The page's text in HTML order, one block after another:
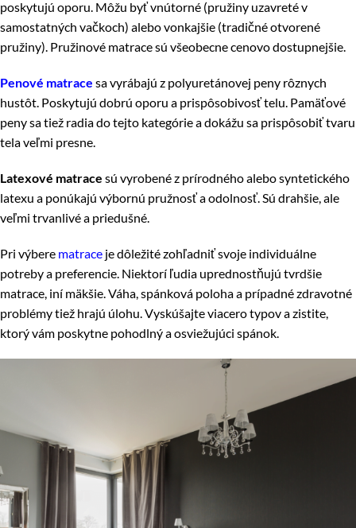
poskytujú oporu. Môžu byť vnútorné (pružiny uzavreté v
samostatných vačkoch) alebo vonkajšie (tradičné otvorené
pružiny). Pružinové matrace sú všeobecne cenovo dostupnejšie.
Penové matrace sa vyrábajú z polyuretánovej peny rôznych
hustôt. Poskytujú dobrú oporu a prispôsobivosť telu. Pamäťové
peny sa tiež radia do tejto kategórie a dokážu sa prispôsobiť tvaru
tela veľmi presne.
Latexové matrace sú vyrobené z prírodného alebo syntetického
latexu a ponúkajú výbornú pružnosť a odolnosť. Sú drahšie, ale
veľmi trvanlivé a priedušné.
Pri výbere matrace je dôležité zohľadniť svoje individuálne
potreby a preferencie. Niektorí ľudia uprednostňujú tvrdšie
matrace, iní mäkšie. Váha, spánková poloha a prípadné zdravotné
problémy tiež hrajú úlohu. Vyskúšajte viacero typov a zistite,
ktorý vám poskytne pohodlný a osviežujúci spánok.